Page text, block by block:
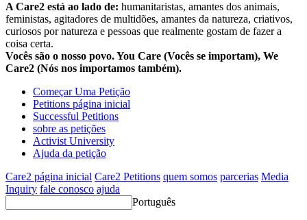
A Care2 está ao lado de: humanitaristas, amantes dos animais,
feministas, agitadores de multidões, amantes da natureza, criativos,
curiosos por natureza e pessoas que realmente gostam de fazer a
coisa certa.
Vocês são o nosso povo. You Care (Vocês se importam), We
Care2 (Nós nos importamos também).
Começar Uma Petição
Petitions página inicial
Successful Petitions
sobre as petições
Activist University
Ajuda da petição
Care2 página inicial Care2 Petitions quem somos parcerias Media
Inquiry fale conosco ajuda
Português